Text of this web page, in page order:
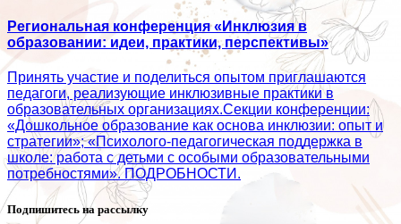
Региональная конференция «Инклюзия в
образовании: идеи, практики, перспективы»
Принять участие и поделиться опытом приглашаются
педагоги, реализующие инклюзивные практики в
образовательных организациях.Секции конференции:
«Дошкольное образование как основа инклюзии: опыт и
стратегии»; «Психолого‑педагогическая поддержка в
школе: работа с детьми с особыми образовательными
потребностями». ПОДРОБНОСТИ.
Подпишитесь на рассылку